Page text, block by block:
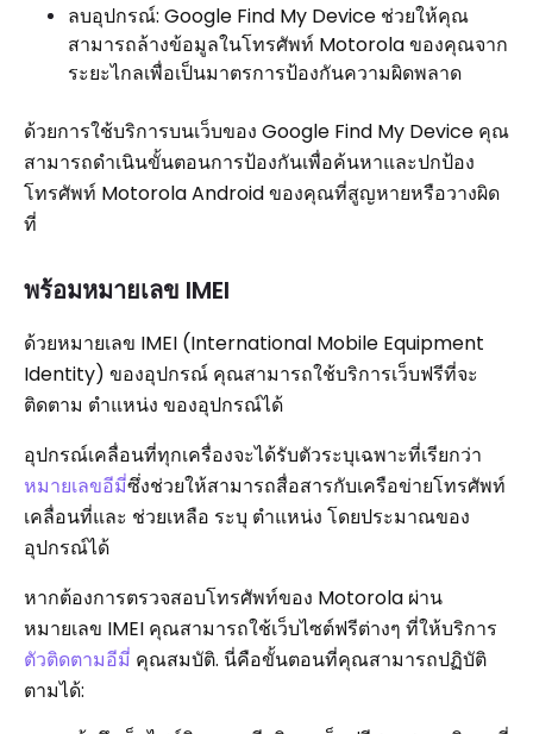
ลบอุปกรณ์: Google Find My Device ช่วยให้คุณ
สามารถล้างข้อมูลในโทรศัพท์ Motorola ของคุณจาก
ระยะไกลเพื่อเป็นมาตรการป้องกันความผิดพลาด
ด้วยการใช้บริการบนเว็บของ Google Find My Device คุณ
สามารถดำเนินขั้นตอนการป้องกันเพื่อค้นหาและปกป้อง
โทรศัพท์ Motorola Android ของคุณที่สูญหายหรือวางผิด
ที่
พร้อมหมายเลข IMEI
ด้วยหมายเลข IMEI (International Mobile Equipment
Identity) ของอุปกรณ์ คุณสามารถใช้บริการเว็บฟรีที่จะ
ติดตาม ตำแหน่ง ของอุปกรณ์ได้
อุปกรณ์เคลื่อนที่ทุกเครื่องจะได้รับตัวระบุเฉพาะที่เรียกว่า
หมายเลขอีมี่ซึ่งช่วยให้สามารถสื่อสารกับเครือข่ายโทรศัพท์
เคลื่อนที่และ ช่วยเหลือ ระบุ ตำแหน่ง โดยประมาณของ
อุปกรณ์ได้
หากต้องการตรวจสอบโทรศัพท์ของ Motorola ผ่าน
หมายเลข IMEI คุณสามารถใช้เว็บไซต์ฟรีต่างๆ ที่ให้บริการ
ตัวติดตามอีมี่ คุณสมบัติ. นี่คือขั้นตอนที่คุณสามารถปฏิบัติ
ตามได้: